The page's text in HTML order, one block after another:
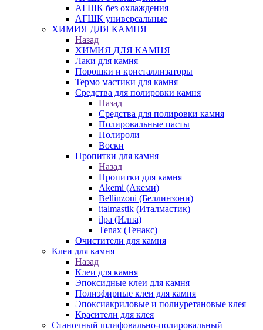
АГШК без охлаждения
АГШК универсальные
ХИМИЯ ДЛЯ КАМНЯ
Назад
ХИМИЯ ДЛЯ КАМНЯ
Лаки для камня
Порошки и кристаллизаторы
Термо мастики для камня
Средства для полировки камня
Назад
Средства для полировки камня
Полировальные пасты
Полироли
Воски
Пропитки для камня
Назад
Пропитки для камня
Akemi (Акеми)
Bellinzoni (Беллинзони)
italmastik (Италмастик)
ilpa (Илпа)
Tenax (Тенакс)
Очистители для камня
Клеи для камня
Назад
Клеи для камня
Эпоксидные клеи для камня
Полиэфирные клеи для камня
Эпоксиакриловые и полиуретановые клея
Красители для клея
Станочный шлифовально-полировальный